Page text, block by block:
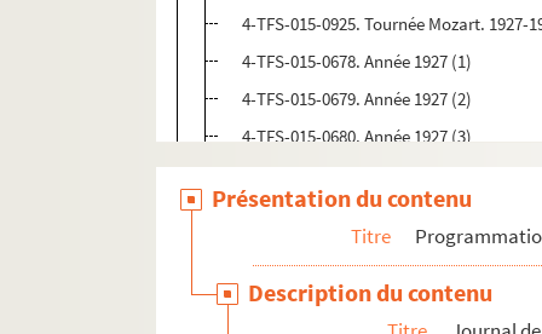
4-TFS-015-0925. Tournée Mozart. 1927-
4-TFS-015-0678. Année 1927 (1)
4-TFS-015-0679. Année 1927 (2)
4-TFS-015-0680. Année 1927 (3)
4-TFS-015-0681. Année 1928 (1)
4-TFS-015-0682. Année 1928 (2)
4-TFS-015-0683. Année 1928 (3)
4-TFS-015-0684. Année 1929 (1)
4-TFS-015-0685. Année 1929 (2)
Présentation du contenu
Titre
Description du contenu